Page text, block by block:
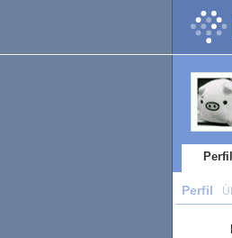
Perfil
Perfil